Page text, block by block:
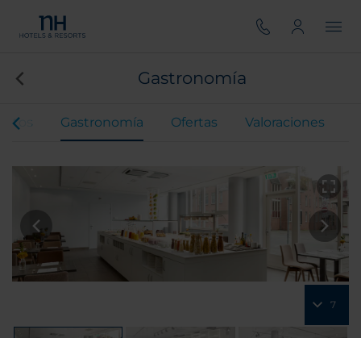
Gastronomía
Gastronomía Ofertas Valoraciones
7